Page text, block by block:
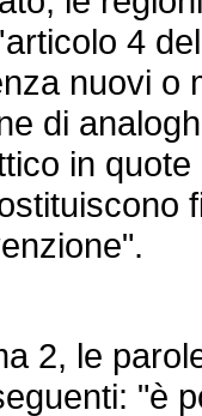
4
nuovi o
di
in
2, le
"è